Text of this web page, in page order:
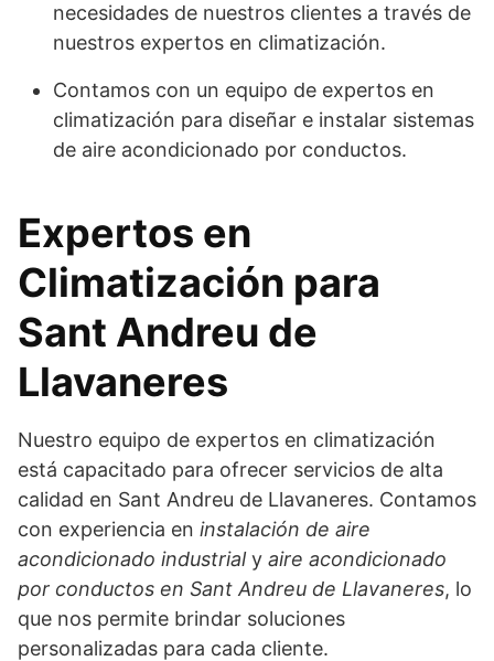
necesidades de nuestros clientes a través de
nuestros expertos en climatización.
Contamos con un equipo de expertos en
climatización para diseñar e instalar sistemas
de aire acondicionado por conductos.
Expertos en
Climatización para
Sant Andreu de
Llavaneres
Nuestro equipo de expertos en climatización
está capacitado para ofrecer servicios de alta
calidad en Sant Andreu de Llavaneres. Contamos
con experiencia en instalación de aire
acondicionado industrialy aire acondicionado
por conductos en Sant Andreu de Llavaneres, lo
que nos permite brindar soluciones
personalizadas para cada cliente.